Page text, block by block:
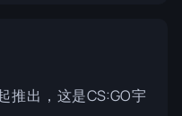
推出，这是CS:GO宇